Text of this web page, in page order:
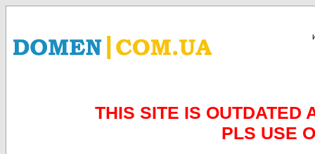
THIS SITE IS OUTDATED
PLS USE